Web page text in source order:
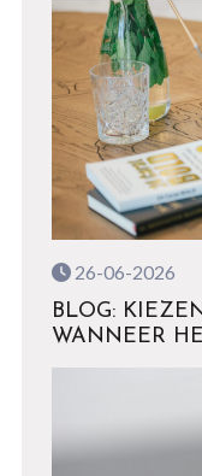
26-06-2026
BLOG:
WANNEER